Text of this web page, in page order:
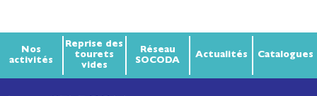
Nos
activités
Reprise des
tourets
vides
Réseau
SOCODA
Actualités Catalogues